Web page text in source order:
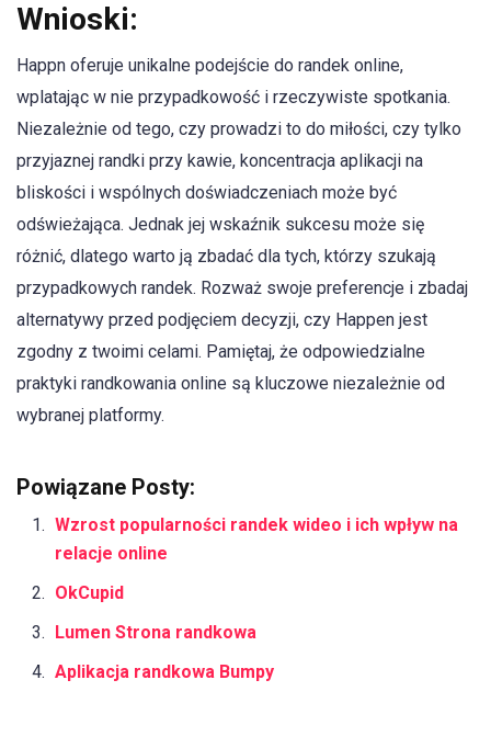
Wnioski:
Happn oferuje unikalne podejście do randek online,
wplatając w nie przypadkowość i rzeczywiste spotkania.
Niezależnie od tego, czy prowadzi to do miłości, czy tylko
przyjaznej randki przy kawie, koncentracja aplikacji na
bliskości i wspólnych doświadczeniach może być
odświeżająca. Jednak jej wskaźnik sukcesu może się
różnić, dlatego warto ją zbadać dla tych, którzy szukają
przypadkowych randek. Rozważ swoje preferencje i zbadaj
alternatywy przed podjęciem decyzji, czy Happen jest
zgodny z twoimi celami. Pamiętaj, że odpowiedzialne
praktyki randkowania online są kluczowe niezależnie od
wybranej platformy.
Powiązane Posty:
Wzrost popularności randek wideo i ich wpływ na
relacje online
OkCupid
Lumen Strona randkowa
Aplikacja randkowa Bumpy